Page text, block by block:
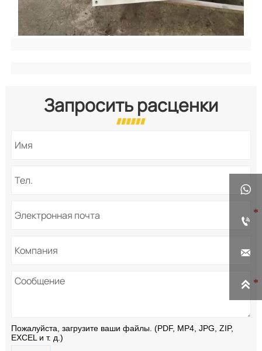
Запросить расценки
Пожалуйста, загрузите ваши файлы. (PDF, MP4, JPG, ZIP,
EXCEL и т. д.)



